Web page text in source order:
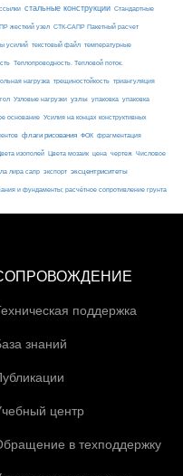
ссылки стальные конструкции Стандартные
жесткий узел СТК-САПР Пакетный расчет
усилий текстовый файл температурные
Теплопроводность. Тепловой поток.
нагрузка трещиностойкость триангуляция
Узловые нагрузки узлы упаковка упаковка
основание Усилия на концах конструктивных
флаги рисования ФОК фрагментация
изополей Цвета мозаик цена чертеж Числовое
лира сапр экспорт эксцентриситеты
и фундаменты; расчётное сопротивление грунта
поддержка
знаний
центр
в техподдержку